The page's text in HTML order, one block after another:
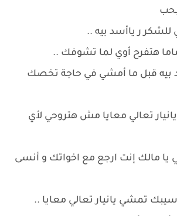
للشكر ر ياأسد بيه ..
هتفرح أوي لما تشوفك ..
بيه قبل ما أمشي في حاجة تخصك
تعالي معايا مش هتروحي لأي
يا مالك إنت ارجع مع اخواتك و أنسى
تمشي يانيار تعالي معايا ..